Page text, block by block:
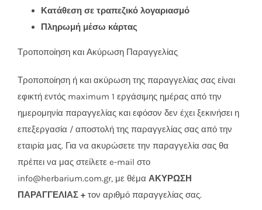
Κατάθεση σε τραπεζικό λογαριασμό
Πληρωμή μέσω κάρτας
Τροποποίηση και Ακύρωση Παραγγελίας
Τροποποίηση ή και ακύρωση της παραγγελίας σας είναι
εφικτή εντός maximum 1 εργάσιμης ημέρας από την
ημερομηνία παραγγελίας και εφόσον δεν έχει ξεκινήσει η
επεξεργασία / αποστολή της παραγγελίας σας από την
εταιρία μας. Για να ακυρώσετε την παραγγελία σας θα
πρέπει να μας στείλετε e-mail στο
info@herbarium.com.gr, με θέμα ΑΚΥΡΩΣΗ
ΠΑΡΑΓΓΕΛΙΑΣ +τον αριθμό παραγγελίας σας.